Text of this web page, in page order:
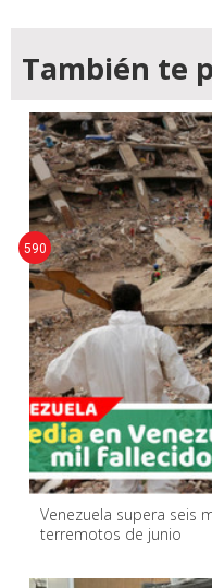
También te
Venezuela supera seis
terremotos de junio
590